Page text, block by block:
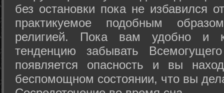
без остановки пока не избавился
практикуемое подобным
религией. Пока вам удобно и
тенденцию забывать
появляется опасность и вы
беспомощном состоянии, что вы